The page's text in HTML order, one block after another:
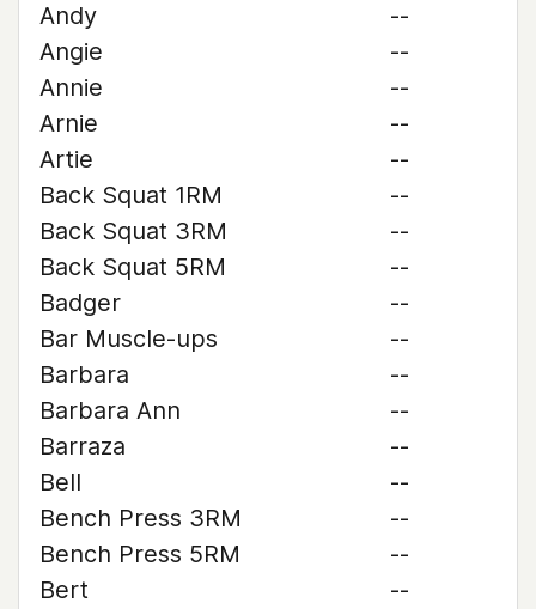
Andy
--
Angie
--
Annie
--
Arnie
--
Artie
--
Back Squat 1RM
--
Back Squat 3RM
--
Back Squat 5RM
--
Badger
--
Bar Muscle-ups
--
Barbara
--
Barbara Ann
--
Barraza
--
Bell
--
Bench Press 3RM
--
Bench Press 5RM
--
Bert
--